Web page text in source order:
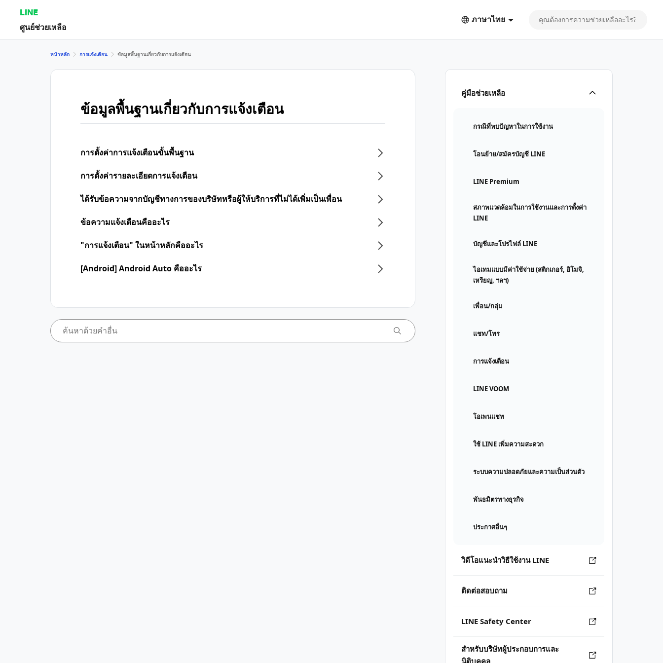
LINE
ศูนย์ช่วยเหลือ
ภาษาไทย
คู่มือช่วยเหลือ
กรณีที่พบปัญหาในการใช้งาน
โอนย้าย/สมัครบัญชี LINE
LINE Premium
สภาพแวดล้อมในการใช้งานและการตั้งค่า
LINE
บัญชีและโปรไฟล์ LINE
ไอเทมแบบมีค่าใช้จ่าย (สติกเกอร์, อิโมจิ,
เหรียญ, ฯลฯ)
เพื่อน/กลุ่ม
แชท/โทร
การแจ้งเตือน
LINE VOOM
โอเพนแชท
ใช้ LINE เพิ่มความสะดวก
ระบบความปลอดภัยและความเป็นส่วนตัว
พันธมิตรทางธุรกิจ
ประกาศอื่นๆ
วิดีโอแนะนำวิธีใช้งาน LINE
ติดต่อสอบถาม
LINE Safety Center
สำหรับบริษัทผู้ประกอบการและ
นิติบุคคล
หน้าหลัก การแจ้งเตือน ข้อมูลพื้นฐานเกี่ยวกับการแจ้งเตือน
ข้อมูลพื้นฐานเกี่ยวกับการแจ้งเตือน
การตั้งค่าการแจ้งเตือนขั้นพื้นฐาน
การตั้งค่ารายละเอียดการแจ้งเตือน
ได้รับข้อความจากบัญชีทางการของบริษัทหรือผู้ให้บริการที่ไม่ได้เพิ่มเป็นเพื่อน
ข้อความแจ้งเตือนคืออะไร
"การแจ้งเตือน" ในหน้าหลักคืออะไร
[Android] Android Auto คืออะไร